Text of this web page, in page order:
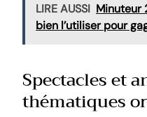
LIRE AUSSI Minuteur
bien l’utiliser pour
Spectacles et
thématiques